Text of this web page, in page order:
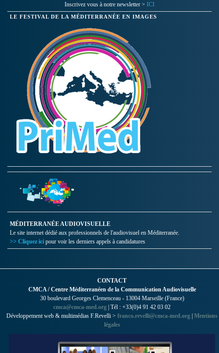
Inscrivez vous à notre newsletter > ICI
LE FESTIVAL DE LA MÉDITERRANÉE EN IMAGES
MÉDITERRANÉE AUDIOVISUELLE
Le site internet dédié aux professionnels de l'audiovisuel en Méditerranée.
>> Cliquez ici pour voir les derniers appels à candidatures
CONTACT
CMCA / Centre Méditerranéen de la Communication Audiovisuelle
30 boulevard Georges Clemenceau - 13004 Marseille (France)
cmca@cmca-med.org | Tél : +33(0)4 91 42 03 02
Développement web & multimédias F.Revelli > franco.revelli@cmca-med.org Mentions
légales